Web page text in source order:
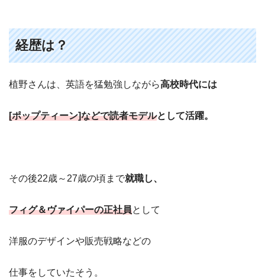
経歴は？
植野さんは、英語を猛勉強しながら高校時代には
[ポップティーン]などで読者モデルとして活躍。
その後22歳～27歳の頃まで就職し、
フィグ＆ヴァイパーの正社員として
洋服のデザインや販売戦略などの
仕事をしていたそう。